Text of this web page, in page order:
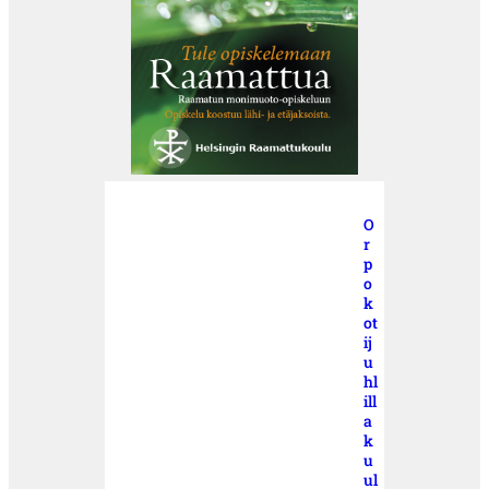
O
r
p
o
k
ot
ij
u
hl
ill
a
k
u
ul